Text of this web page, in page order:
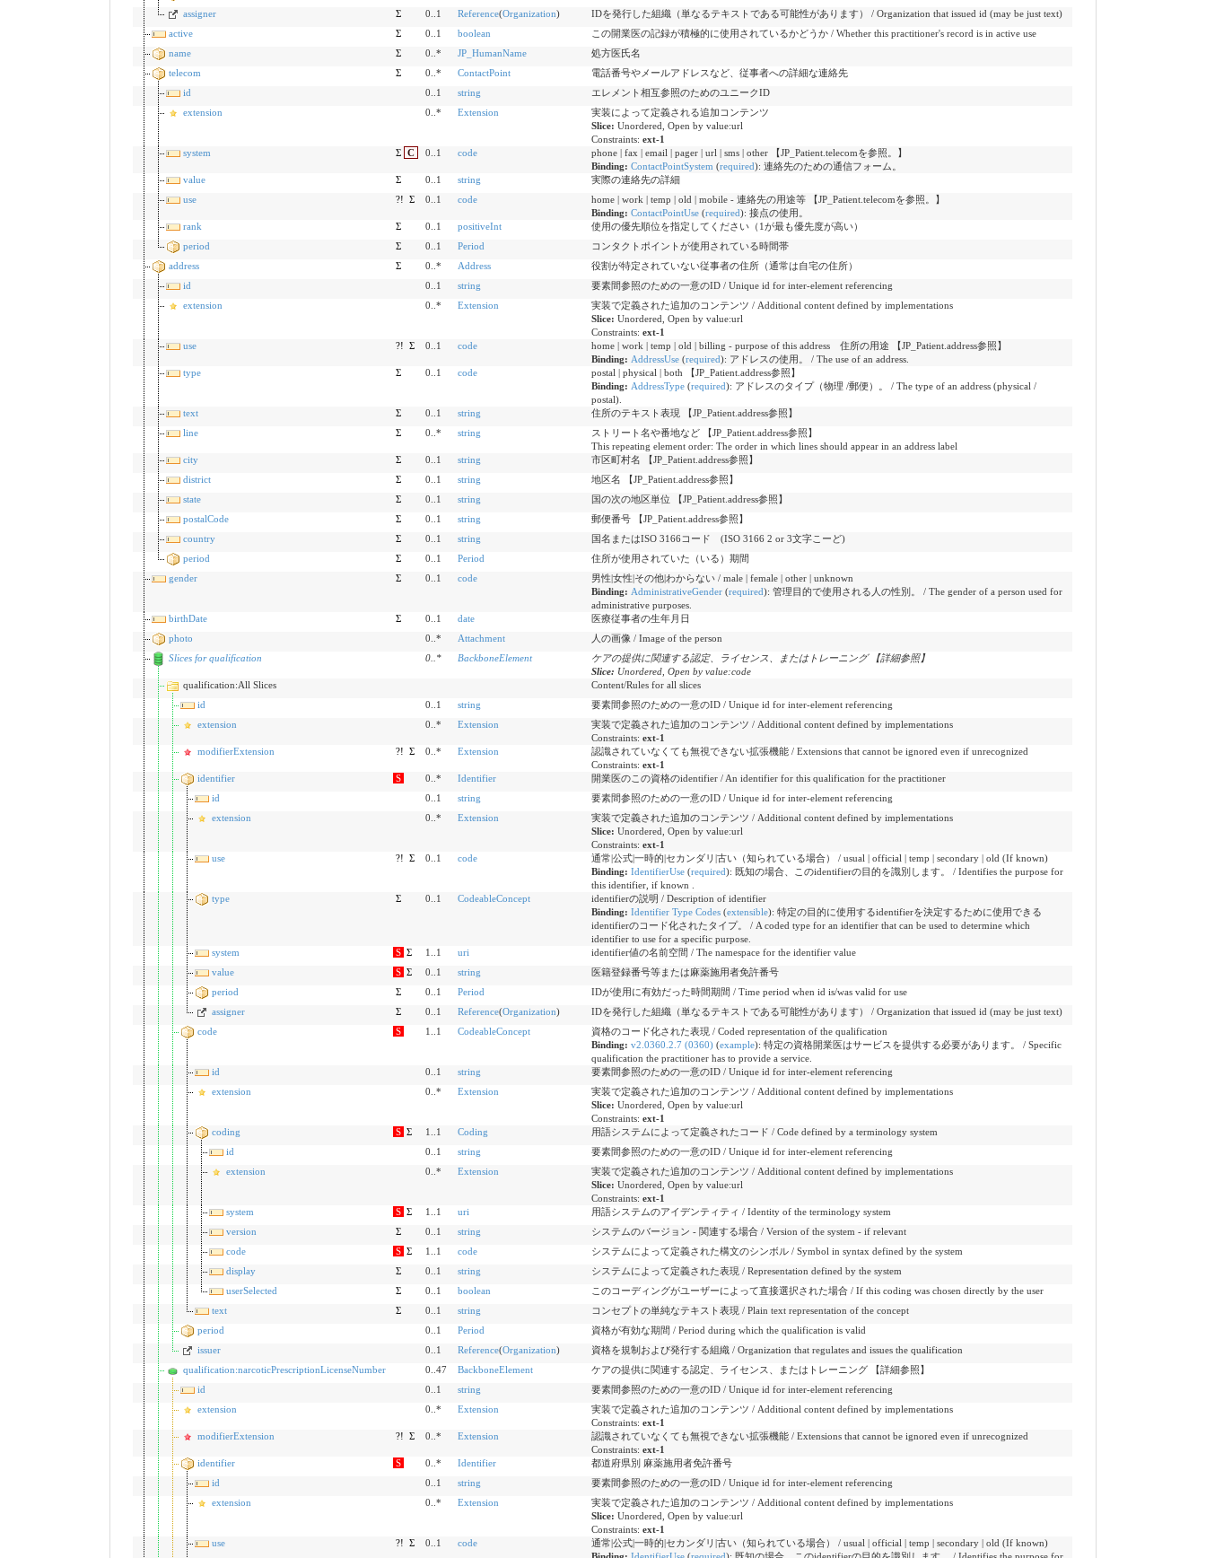
assigner
Σ 0..1 Reference(Organization)
IDを発行した組織（単なるテキストである可能性があります） / Organization that issued id (may be just text)
active
Σ 0..1 boolean
この開業医の記録が積極的に使用されているかどうか / Whether this practitioner's record is in active use
name
Σ 0..* JP_HumanName
処方医氏名
telecom
Σ 0..* ContactPoint
電話番号やメールアドレスなど、従事者への詳細な連絡先
id
0..1 string
エレメント相互参照のためのユニークID
extension
0..* Extension
実装によって定義される追加コンテンツ
Slice: Unordered, Open by value:url
Constraints: ext-1
system
Σ C 0..1 code
phone | fax | email | pager | url | sms | other 【JP_Patient.telecomを参照。】
Binding: ContactPointSystem (required): 連絡先のための通信フォーム。
value
Σ 0..1 string
実際の連絡先の詳細
use
?! Σ 0..1 code
home | work | temp | old | mobile - 連絡先の用途等 【JP_Patient.telecomを参照。】
Binding: ContactPointUse(required): 接点の使用。
rank
Σ 0..1 positiveInt
使用の優先順位を指定してください（1が最も優先度が高い）
period
Σ 0..1 Period
コンタクトポイントが使用されている時間帯
address
Σ 0..* Address
役割が特定されていない従事者の住所（通常は自宅の住所）
id
0..1 string
要素間参照のための一意のID / Unique id for inter-element referencing
extension
0..* Extension
実装で定義された追加のコンテンツ / Additional content defined by implementations
Slice: Unordered, Open by value:url
Constraints: ext-1
use
?! Σ 0..1 code
home | work | temp | old | billing - purpose of this address 住所の用途 【JP_Patient.address参照】
Binding: AddressUse(required): アドレスの使用。 / The use of an address.
type
Σ 0..1 code
postal | physical | both 【JP_Patient.address参照】
Binding: AddressType(required): アドレスのタイプ（物理 /郵便）。 / The type of an address (physical /
postal).
text
Σ 0..1 string
住所のテキスト表現 【JP_Patient.address参照】
line
Σ 0..* string
ストリート名や番地など 【JP_Patient.address参照】
This repeating element order: The order in which lines should appear in an address label
city
Σ 0..1 string
市区町村名 【JP_Patient.address参照】
district
Σ 0..1 string
地区名 【JP_Patient.address参照】
state
Σ 0..1 string
国の次の地区単位 【JP_Patient.address参照】
postalCode
Σ 0..1 string
郵便番号 【JP_Patient.address参照】
country
Σ 0..1 string
国名またはISO 3166コード (ISO 3166 2 or 3文字こーど)
period
Σ 0..1 Period
住所が使用されていた（いる）期間
gender
Σ 0..1 code
男性|女性|その他|わからない / male | female | other | unknown
Binding: AdministrativeGender(required): 管理目的で使用される人の性別。 / The gender of a person used for
administrative purposes.
birthDate
Σ 0..1 date
医療従事者の生年月日
photo
0..* Attachment
人の画像 / Image of the person
Slices for qualification
0.. * BackboneElement
ケアの提供に関連する認定、ライセンス、またはトレーニング 【詳細参照】
Slice: Unordered, Open by value:code
qualification:All Slices
Content/Rules for all slices
id
0..1 string
要素間参照のための一意のID / Unique id for inter-element referencing
extension
0..* Extension
実装で定義された追加のコンテンツ / Additional content defined by implementations
Constraints: ext-1
modifierExtension
?! Σ 0..* Extension
認識されていなくても無視できない拡張機能 / Extensions that cannot be ignored even if unrecognized
Constraints: ext-1
identifier
S 0..* Identifier
開業医のこの資格のidentifier / An identifier for this qualification for the practitioner
id
0..1 string
要素間参照のための一意のID / Unique id for inter-element referencing
extension
0..* Extension
実装で定義された追加のコンテンツ / Additional content defined by implementations
Slice: Unordered, Open by value:url
Constraints: ext-1
use
?! Σ 0..1 code
通常|公式|一時的|セカンダリ|古い（知られている場合） / usual | official | temp | secondary | old (If known)
Binding: IdentifierUse(required): 既知の場合、このidentifierの目的を識別します。 / Identifies the purpose for
this identifier, if known .
type
Σ 0..1 CodeableConcept
identifierの説明 / Description of identifier
Binding: Identifier Type Codes(extensible): 特定の目的に使用するidentifierを決定するために使用できる
identifierのコード化されたタイプ。 / A coded type for an identifier that can be used to determine which
identifier to use for a specific purpose.
system
S Σ 1..1 uri
identifier値の名前空間 / The namespace for the identifier value
value
S Σ 0..1 string
医籍登録番号等または麻薬施用者免許番号
period
Σ 0..1 Period
IDが使用に有効だった時間期間 / Time period when id is/was valid for use
assigner
Σ 0..1 Reference(Organization)
IDを発行した組織（単なるテキストである可能性があります） / Organization that issued id (may be just text)
code
S 1..1 CodeableConcept
資格のコード化された表現 / Coded representation of the qualification
Binding: v2.0360.2.7 (0360)(example): 特定の資格開業医はサービスを提供する必要があります。 / Specific
qualification the practitioner has to provide a service.
id
0..1 string
要素間参照のための一意のID / Unique id for inter-element referencing
extension
0..* Extension
実装で定義された追加のコンテンツ / Additional content defined by implementations
Slice: Unordered, Open by value:url
Constraints: ext-1
coding
S Σ 1..1 Coding
用語システムによって定義されたコード / Code defined by a terminology system
id
0..1 string
要素間参照のための一意のID / Unique id for inter-element referencing
extension
0..* Extension
実装で定義された追加のコンテンツ / Additional content defined by implementations
Slice: Unordered, Open by value:url
Constraints: ext-1
system
S Σ 1..1 uri
用語システムのアイデンティティ / Identity of the terminology system
version
Σ 0..1 string
システムのバージョン - 関連する場合 / Version of the system - if relevant
code
S Σ 1..1 code
システムによって定義された構文のシンボル / Symbol in syntax defined by the system
display
Σ 0..1 string
システムによって定義された表現 / Representation defined by the system
userSelected
Σ 0..1 boolean
このコーディングがユーザーによって直接選択された場合 / If this coding was chosen directly by the user
text
Σ 0..1 string
コンセプトの単純なテキスト表現 / Plain text representation of the concept
period
0..1 Period
資格が有効な期間 / Period during which the qualification is valid
issuer
0..1 Reference(Organization)
資格を規制および発行する組織 / Organization that regulates and issues the qualification
qualification:narcoticPrescriptionLicenseNumber
0..47 BackboneElement
ケアの提供に関連する認定、ライセンス、またはトレーニング 【詳細参照】
id
0..1 string
要素間参照のための一意のID / Unique id for inter-element referencing
extension
0..* Extension
実装で定義された追加のコンテンツ / Additional content defined by implementations
Constraints: ext-1
modifierExtension
?! Σ 0..* Extension
認識されていなくても無視できない拡張機能 / Extensions that cannot be ignored even if unrecognized
Constraints: ext-1
identifier
S 0..* Identifier
都道府県別 麻薬施用者免許番号
id
0..1 string
要素間参照のための一意のID / Unique id for inter-element referencing
extension
0..* Extension
実装で定義された追加のコンテンツ / Additional content defined by implementations
Slice: Unordered, Open by value:url
Constraints: ext-1
use
?! Σ 0..1 code
通常|公式|一時的|セカンダリ|古い（知られている場合） / usual | official | temp | secondary | old (If known)
Binding: IdentifierUse(required): 既知の場合、このidentifierの目的を識別します。 / Identifies the purpose for